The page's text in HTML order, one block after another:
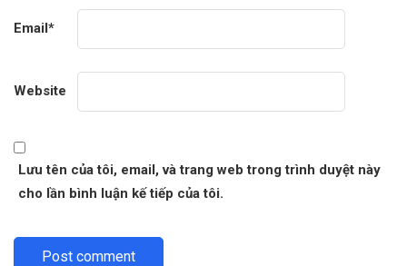
Email *
Website
Lưu tên của tôi, email, và trang web trong trình duyệt này
cho lần bình luận kế tiếp của tôi.